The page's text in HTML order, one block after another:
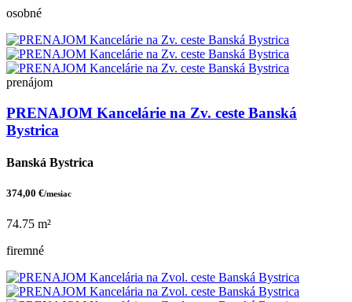
osobné
prenájom
PRENAJOM Kancelárie na Zv. ceste Banská
Bystrica
Banská Bystrica
374,00 €/mesiac
74.75 m²
firemné